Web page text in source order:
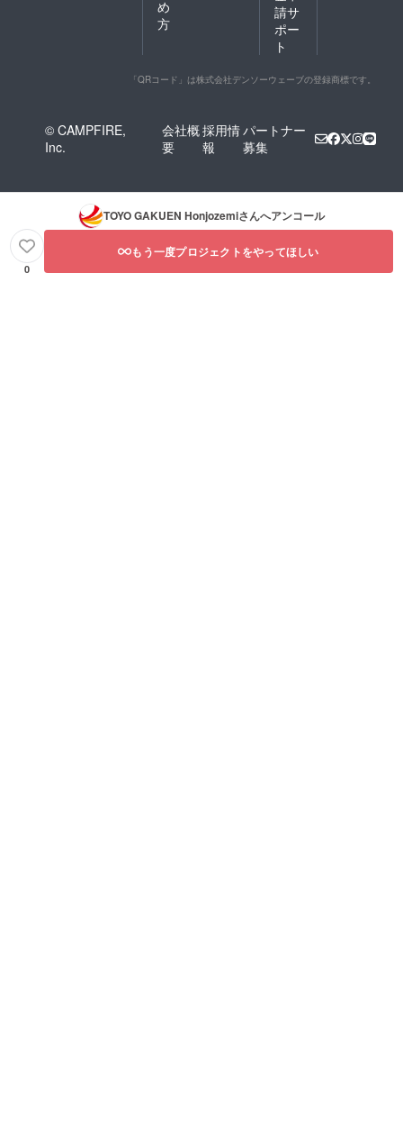
め
方
請サ
ポー
ト
「QRコード」は株式会社デンソーウェーブの登録商標です。
© CAMPFIRE,
Inc.
会社概
要
採用情
報
パートナー
募集
TOYO GAKUEN Honjozemiさんへアンコール
0
もう一度プロジェクトをやってほしい